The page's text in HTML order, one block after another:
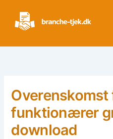
content
Overenskomst
funktionærer
download